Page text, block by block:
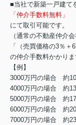
■当社で新築一戸建て
「仲介手数料無料」
にて取引可能です。
（通常の不動産仲介
「（売買価格の3％＋
の仲介手数料かかりま
【例】
3000万円の場合 約
4000万円の場合 約
5000万円の場合 約
6000万円の場合 約
7000万円の場合 約